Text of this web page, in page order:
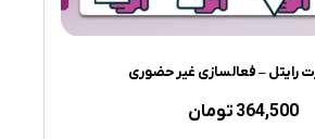
رایتل – فعالسازی غیر حضوری
364,500 تومان